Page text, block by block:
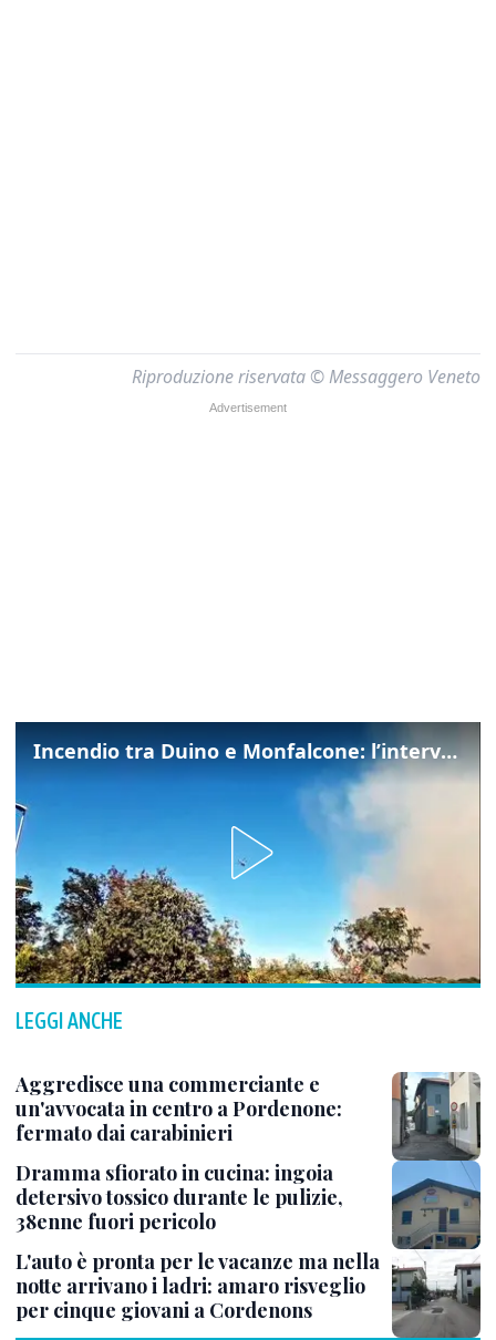
Riproduzione riservata © Messaggero Veneto
Incendio tra Duino e Monfalcone: l’intervento dei vigili del fuoco
LEGGI ANCHE
Aggredisce una commerciante e
un'avvocata in centro a Pordenone:
fermato dai carabinieri
Dramma sfiorato in cucina: ingoia
detersivo tossico durante le pulizie,
38enne fuori pericolo
L'auto è pronta per le vacanze ma nella
notte arrivano i ladri: amaro risveglio
per cinque giovani a Cordenons